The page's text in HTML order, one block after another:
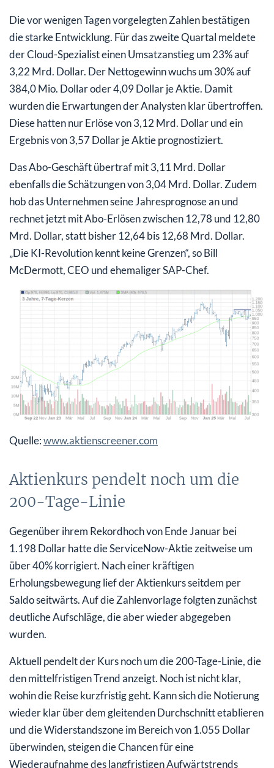
Die vor wenigen Tagen vorgelegten Zahlen bestätigen
die starke Entwicklung. Für das zweite Quartal meldete
der Cloud-Spezialist einen Umsatzanstieg um 23% auf
3,22 Mrd. Dollar. Der Nettogewinn wuchs um 30% auf
384,0 Mio. Dollar oder 4,09 Dollar je Aktie. Damit
wurden die Erwartungen der Analysten klar übertroffen.
Diese hatten nur Erlöse von 3,12 Mrd. Dollar und ein
Ergebnis von 3,57 Dollar je Aktie prognostiziert.
Das Abo-Geschäft übertraf mit 3,11 Mrd. Dollar
ebenfalls die Schätzungen von 3,04 Mrd. Dollar. Zudem
hob das Unternehmen seine Jahresprognose an und
rechnet jetzt mit Abo-Erlösen zwischen 12,78 und 12,80
Mrd. Dollar, statt bisher 12,64 bis 12,68 Mrd. Dollar.
„Die KI-Revolution kennt keine Grenzen“, so Bill
McDermott, CEO und ehemaliger SAP-Chef.
Quelle:www.aktienscreener.com
Aktienkurs pendelt noch um die
200-Tage-Linie
Gegenüber ihrem Rekordhoch von Ende Januar bei
1.198 Dollar hatte die ServiceNow-Aktie zeitweise um
über 40% korrigiert. Nach einer kräftigen
Erholungsbewegung lief der Aktienkurs seitdem per
Saldo seitwärts. Auf die Zahlenvorlage folgten zunächst
deutliche Aufschläge, die aber wieder abgegeben
wurden.
Aktuell pendelt der Kurs noch um die 200-Tage-Linie, die
den mittelfristigen Trend anzeigt. Noch ist nicht klar,
wohin die Reise kurzfristig geht. Kann sich die Notierung
wieder klar über dem gleitenden Durchschnitt etablieren
und die Widerstandszone im Bereich von 1.055 Dollar
überwinden, steigen die Chancen für eine
Wiederaufnahme des langfristigen Aufwärtstrends